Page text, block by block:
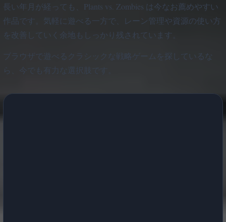
長い年月が経っても、Plants vs. Zombies は今なお薦めやすい
作品です。気軽に遊べる一方で、レーン管理や資源の使い方
を改善していく余地もしっかり残されています。
ブラウザで遊べるクラシックな戦略ゲームを探しているな
ら、今でも有力な選択肢です。